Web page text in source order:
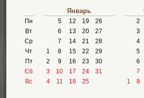
Пн
Вт
Ср
Чт
Пт
Сб
Вс
Январь
5 12 19
26
6
13 20
27
7
14 21
28
1
8 15 22
29
2
9 16 23
30
3
10 17 24
31
4
11 18 25
2
3
4
5
6
7
1
8